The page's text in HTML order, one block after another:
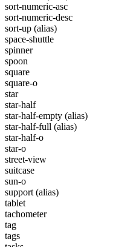
sort-numeric-asc
sort-numeric-desc
sort-up (alias)
space-shuttle
spinner
spoon
square
square-o
star
star-half
star-half-empty (alias)
star-half-full (alias)
star-half-o
star-o
street-view
suitcase
sun-o
support (alias)
tablet
tachometer
tag
tags